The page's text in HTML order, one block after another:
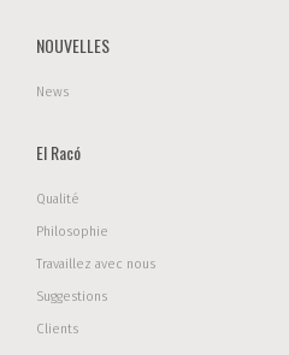
NOUVELLES
News
El Racó
Qualité
Philosophie
Travaillez avec nous
Suggestions
Clients